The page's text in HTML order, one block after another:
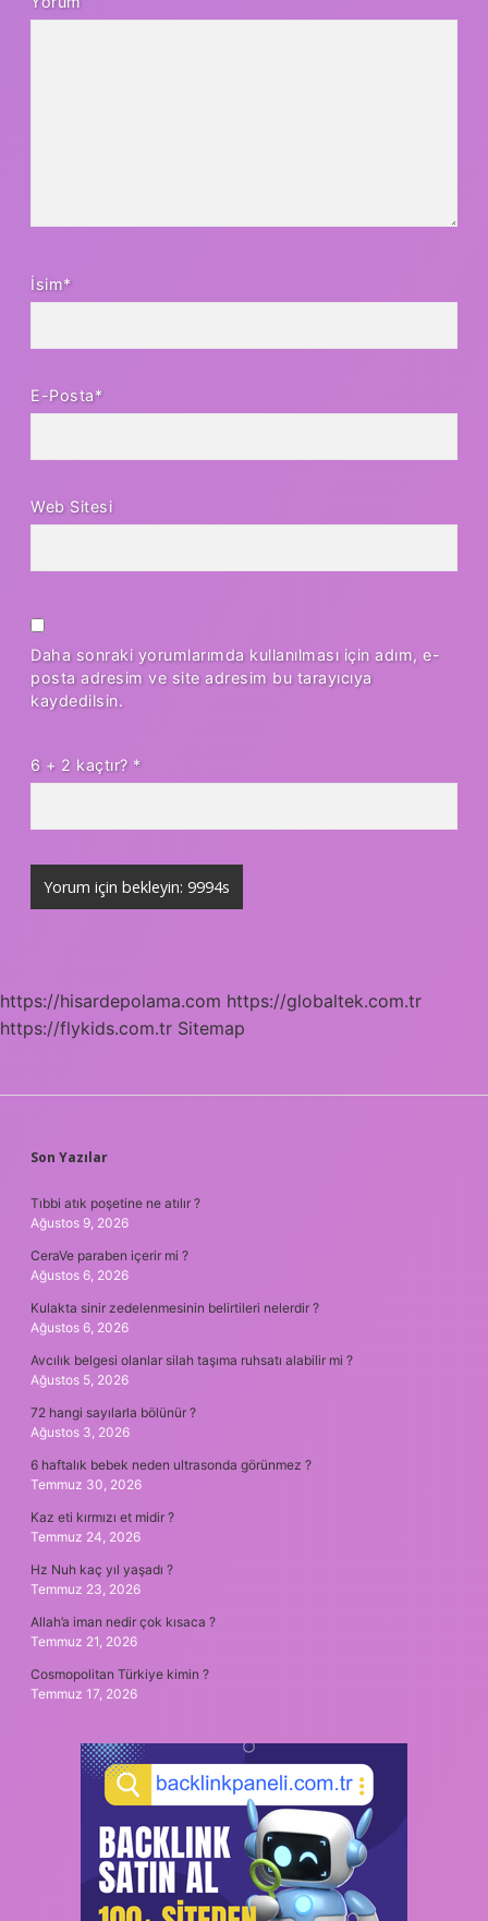
İsim*
E-Posta*
Web Sitesi
Daha sonraki yorumlarımda kullanılması için adım, e-
posta adresim ve site adresim bu tarayıcıya
kaydedilsin.
6 + 2 kaçtır? *
https://hisardepolama.com https://globaltek.com.tr
https://flykids.com.tr Sitemap
SIDEBAR
Son Yazılar
Tıbbi atık poşetine ne atılır ?
Ağustos 9, 2026
CeraVe paraben içerir mi ?
Ağustos 6, 2026
Kulakta sinir zedelenmesinin belirtileri nelerdir ?
Ağustos 6, 2026
Avcılık belgesi olanlar silah taşıma ruhsatı alabilir mi ?
Ağustos 5, 2026
72 hangi sayılarla bölünür ?
Ağustos 3, 2026
6 haftalık bebek neden ultrasonda görünmez ?
Temmuz 30, 2026
Kaz eti kırmızı et midir ?
Temmuz 24, 2026
Hz Nuh kaç yıl yaşadı ?
Temmuz 23, 2026
Allah’a iman nedir çok kısaca ?
Temmuz 21, 2026
Cosmopolitan Türkiye kimin ?
Temmuz 17, 2026